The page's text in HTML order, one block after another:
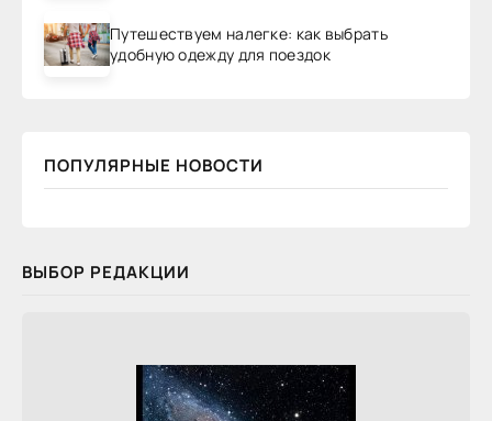
Путешествуем налегке: как выбрать
удобную одежду для поездок
ПОПУЛЯРНЫЕ НОВОСТИ
ВЫБОР РЕДАКЦИИ